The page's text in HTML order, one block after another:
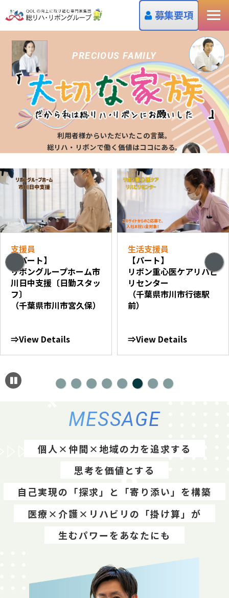
募集要項
PRECIOUS FAMILY
利用者様からいただいたこの言葉。
総リハ・リボンで働く価値はココにある。
支援員
【パート】
リボングループホーム市
川日中支援〔日勤スタッ
フ〕
（千葉県市川市宮久保）
⇒View Details
生活支援員
【パート】
リボン重心医ケアリハビ
リセンター
（千葉県市川市行徳駅
前）
⇒View Details
MESSAGE
個人×仲間×地域の力を追求する
思考を価値とする
自己実現の「探求」と「寄り添い」を構築
医療×介護×リハビリの「掛け算」が
生むパワーをあなたにも